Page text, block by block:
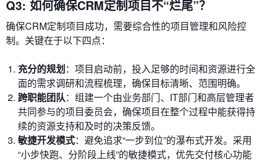
Q3: 如何确保CRM定制项目不“烂尾”？
确保CRM定制项目成功，需要综合性的项目管理和风险控
制。关键在于以下四点：
充分的规划：项目启动前，投入足够的时间和资源进行全
面的需求调研和流程梳理，确保目标清晰、范围明确。
跨职能团队：组建一个由业务部门、IT部门和高层管理者
共同参与的项目委员会，确保项目在整个过程中能获得持
续的资源支持和及时的决策反馈。
敏捷开发模式：避免追求“一步到位”的瀑布式开发。采用
“小步快跑、分阶段上线”的敏捷模式，优先交付核心功能